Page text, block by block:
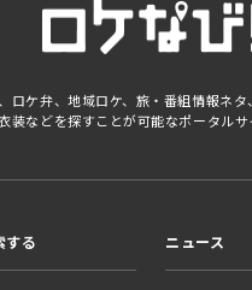
ロケ弁、地域ロケ、旅・番組情報ネタ
装などを探すことが可能なポータルサ
する ニュース